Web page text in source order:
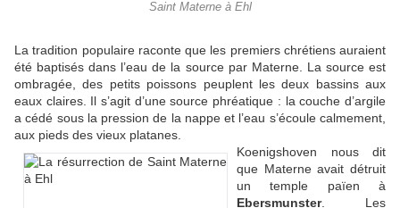
Saint Materne à Ehl
La tradition populaire raconte que les premiers chrétiens auraient
été baptisés dans l’eau de la source par Materne. La source est
ombragée, des petits poissons peuplent les deux bassins aux
eaux claires. Il s’agit d’une source phréatique : la couche d’argile
a cédé sous la pression de la nappe et l’eau s’écoule calmement,
aux pieds des vieux platanes.
Koenigshoven nous dit
que Materne avait détruit
un temple païen à
Ebersmunster. Les